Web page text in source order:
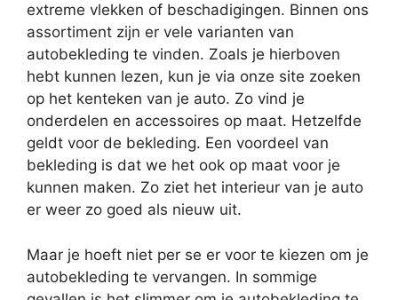
extreme vlekken of beschadigingen. Binnen ons
assortiment zijn er vele varianten van
autobekleding te vinden. Zoals je hierboven
hebt kunnen lezen, kun je via onze site zoeken
op het kenteken van je auto. Zo vind je
onderdelen en accessoires op maat. Hetzelfde
geldt voor de bekleding. Een voordeel van
bekleding is dat we het ook op maat voor je
kunnen maken. Zo ziet het interieur van je auto
er weer zo goed als nieuw uit.
Maar je hoeft niet per se er voor te kiezen om je
autobekleding te vervangen. In sommige